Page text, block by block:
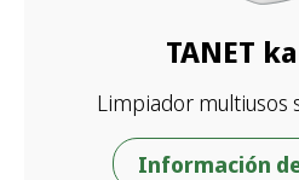
TANET
Limpiador multiusos
Información